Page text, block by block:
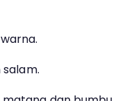
salam.